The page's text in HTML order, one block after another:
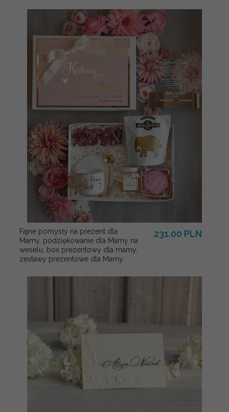
Fajne pomysły na prezent dla
Mamy, podziękowanie dla Mamy na
weselu, box prezentowy dla mamy,
zestawy prezentowe dla Mamy
231.00 PLN